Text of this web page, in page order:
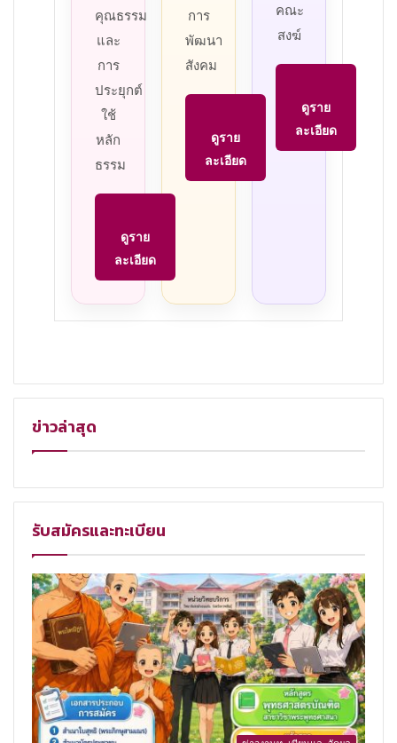
คุณธรรม
และ
การ
ประยุกต์
ใช้
หลัก
ธรรม
ดูราย
ละเอียด
การ
พัฒนา
สังคม
ดูราย
ละเอียด
คณะ
สงฆ์
ดูราย
ละเอียด
ข่าวล่าสุด
รับสมัครและทะเบียน